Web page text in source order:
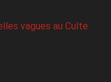
vagues au Culte